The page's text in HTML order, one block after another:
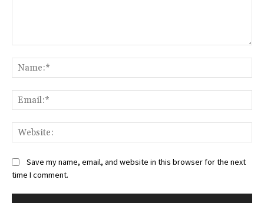
Save my name, email, and website in this browser for the next
time I comment.